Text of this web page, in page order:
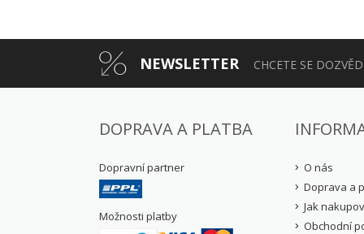
NEWSLETTER CHCETE SE
DOPRAVA A PLATBA
Dopravní partner
Možnosti platby
O nás
Doprava a
Jak
Obchodní